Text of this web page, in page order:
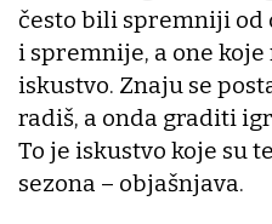
često bili spremniji od
i spremnije, a one
iskustvo. Znaju se
radiš, a onda graditi
To je iskustvo koje su
sezona – objašnjava.